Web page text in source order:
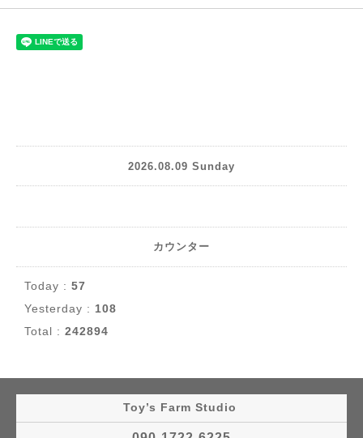
2026.08.09 Sunday
カウンター
Today : 57
Yesterday : 108
Total : 242894
Toy’s Farm Studio